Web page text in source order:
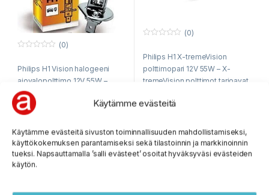
Käytämme evästeitä
Käytämme evästeitä sivuston toiminnallisuuden mahdollistamiseksi,
käyttökokemuksen parantamiseksi sekä tilastoinnin ja markkinoinnin
tueksi. Napsauttamalla ’salli evästeet’ osoitat hyväksyväsi evästeiden
käytön.
u
o
f
5
(0)
Philips H1 Vision halogeeni
ajovalopolttimo 12V 55W –
Laadukas perustason
halogeenipolttimo Philipsiltä
tarjoaa +30% valoa
peruslamppuihin verrattuna.
Kustannustehokas vaihtoehto!
Ei varastossa
2,95€ sis. ALV 25,5%
u
o
f
(0)
Philips H1 X-tremeVision
polttimopari 12V 55W – X-
tremeVision polttimot tarjoavat
valotehoon verrattuna
halogeenipolttimoihin!
Ei varastossa
19,95€ sis. ALV 25,5%